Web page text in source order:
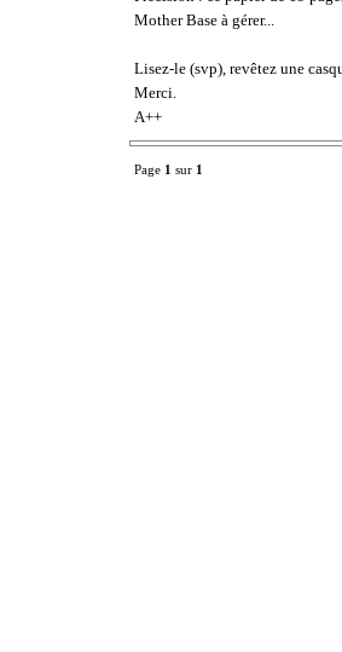
Mother Base à gérer...
Lisez-le (svp), revêtez une
Merci.
A++
Page 1 sur 1